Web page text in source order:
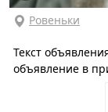
Ровеньки
Текст
объявление в